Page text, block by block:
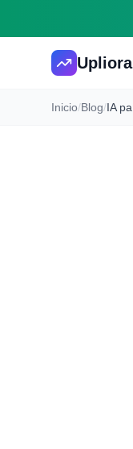
Upliora
Inicio/Blog/